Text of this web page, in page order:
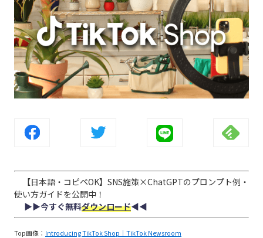
【日本語・コピペOK】SNS施策×ChatGPTのプロンプト例・
使い方ガイドを公開中！
▶︎▶︎今すぐ無料ダウンロード◀︎◀︎
Top画像： Introducing TikTok Shop｜TikTok Newsroom